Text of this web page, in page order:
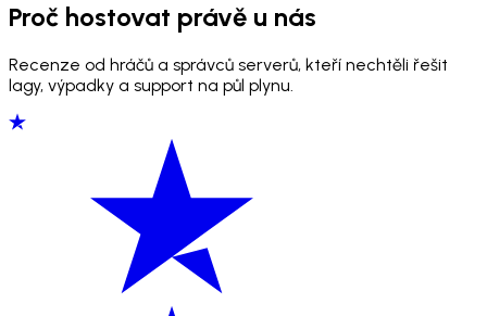
Proč hostovat právě u nás
Recenze od hráčů a správců serverů, kteří nechtěli řešit
lagy, výpadky a support na půl plynu.